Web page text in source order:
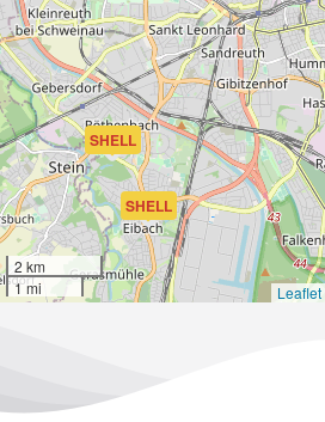
SHELL
SHELL
2 km
1 mi
Leaflet